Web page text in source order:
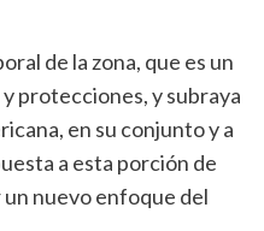
de la zona, que es un
protecciones, y subraya
en su conjunto y a
a esta porción de
nuevo enfoque del